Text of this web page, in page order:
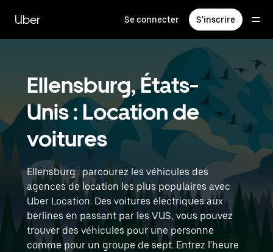
contenu
principal
Uber Se connecter S'inscrire
Ellensburg, États-
Unis : Location de
voitures
Ellensburg : parcourez les véhicules des
agences de location les plus populaires avec
Uber Location. Des voitures électriques aux
berlines en passant par les VUS, vous pouvez
trouver des véhicules pour une personne
comme pour un groupe de sept. Entrez l'heure